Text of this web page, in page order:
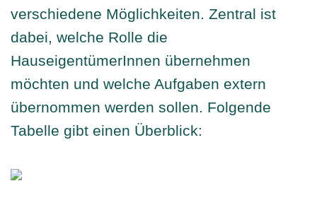
verschiedene Möglichkeiten. Zentral ist
dabei, welche Rolle die
HauseigentümerInnen übernehmen
möchten und welche Aufgaben extern
übernommen werden sollen. Folgende
Tabelle gibt einen Überblick: